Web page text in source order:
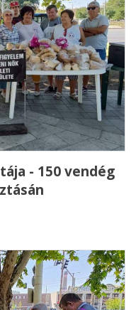
- 150 vendég